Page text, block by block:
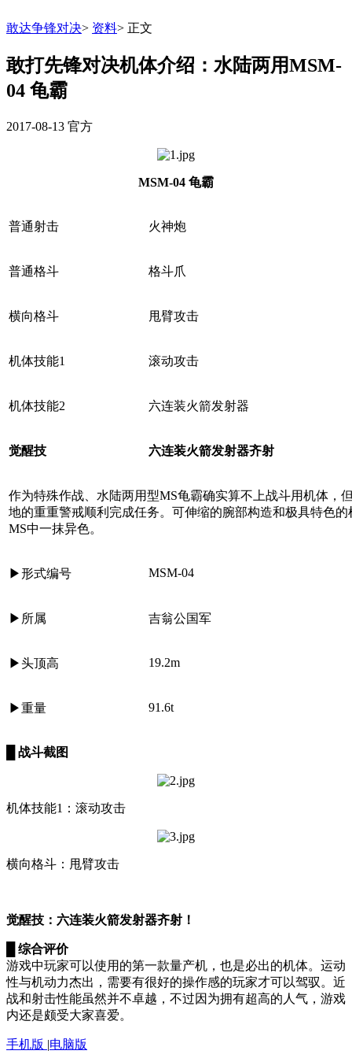
敢达争锋对决> 资料> 正文
敢打先锋对决机体介绍：水陆两用MSM-
04 龟霸
2017-08-13 官方
MSM-04 龟霸
普通射击 火神炮
普通格斗 格斗爪
横向格斗 甩臂攻击
机体技能1 滚动攻击
机体技能2 六连装火箭发射器
觉醒技 六连装火箭发射器齐射
作为特殊作战、水陆两用型MS龟霸确实算不上战斗用机体，
地的重重警戒顺利完成任务。可伸缩的腕部构造和极具特色
MS中一抹异色。
▶形式编号 MSM-04
▶ 所属 吉翁公国军
▶头顶高 19.2m
▶重量 91.6t
战斗截图
机体技能1：滚动攻击
横向格斗：甩臂攻击
觉醒技：六连装火箭发射器齐射！
综合评价
游戏中玩家可以使用的第一款量产机，也是必出的机体。运动
性与机动力杰出，需要有很好的操作感的玩家才可以驾驭。近
战和射击性能虽然并不卓越，不过因为拥有超高的人气，游戏
内还是颇受大家喜爱。
手机版 |电脑版